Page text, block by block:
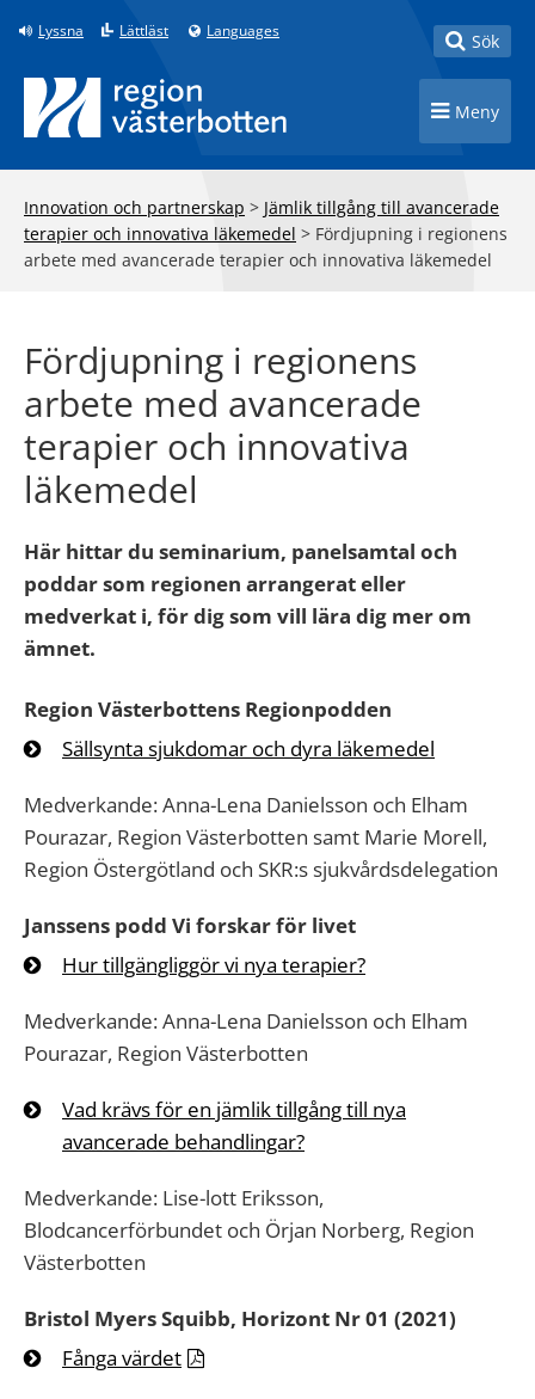
Till innehåll på sidan
Lyssna Lättläst Languages Toggle
Sök
Toggle
Meny
Innovation och partnerskap > Jämlik tillgång till avancerade
terapier och innovativa läkemedel > Fördjupning i regionens
arbete med avancerade terapier och innovativa läkemedel
Fördjupning i regionens
arbete med avancerade
terapier och innovativa
läkemedel
Här hittar du seminarium, panelsamtal och
poddar som regionen arrangerat eller
medverkat i, för dig som vill lära dig mer om
ämnet.
Region Västerbottens Regionpodden
Sällsynta sjukdomar och dyra läkemedel
Medverkande: Anna-Lena Danielsson och Elham
Pourazar, Region Västerbotten samt Marie Morell,
Region Östergötland och SKR:s sjukvårdsdelegation
Janssens podd Vi forskar för livet
Hur tillgängliggör vi nya terapier?
Medverkande: Anna-Lena Danielsson och Elham
Pourazar, Region Västerbotten
Vad krävs för en jämlik tillgång till nya
avancerade behandlingar?
Medverkande: Lise-lott Eriksson,
Blodcancerförbundet och Örjan Norberg, Region
Västerbotten
Bristol Myers Squibb, Horizont Nr 01 (2021)
Fånga värdet